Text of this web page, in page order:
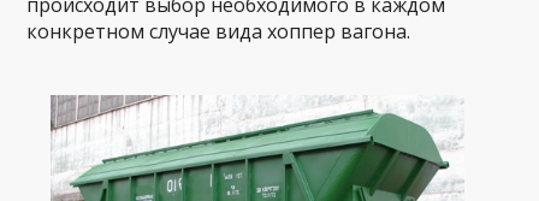
конкретном случае вида хоппер вагона.